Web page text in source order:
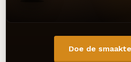
Doe de